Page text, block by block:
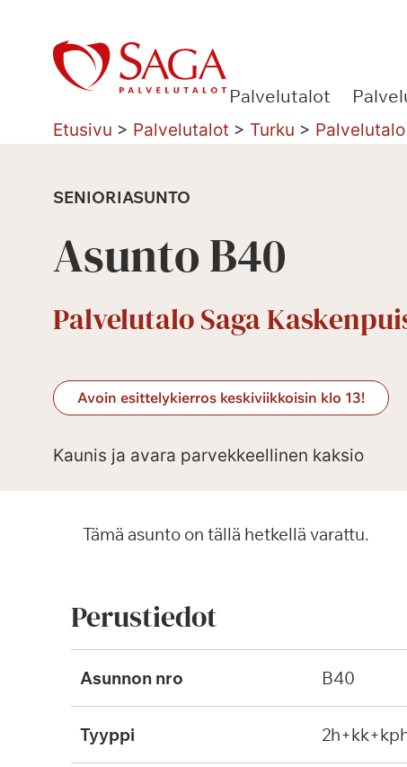
sisältöön
Palvelutalot
Etusivu > Palvelutalot > Turku >
SENIORIASUNTO
Asunto B40
Palvelutalo Saga
Avoin esittelykierros keskiviikkoisin klo 13!
Kaunis ja avara parvekkeellinen kaksio
Tämä asunto on tällä hetkellä varattu.
Perustiedot
Asunnon nro B40
Tyyppi